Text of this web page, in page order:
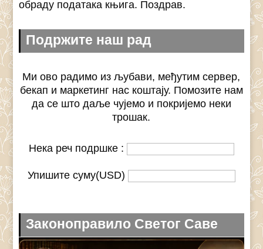
обраду података књига. Поздрав.
Подржите наш рад
Ми ово радимо из љубави, међутим сервер,
бекап и маркетинг нас коштају. Помозите нам
да се што даље чујемо и покријемо неки
трошак.
Нека реч подршке :
Упишите суму(USD)
Законоправило Светог Саве